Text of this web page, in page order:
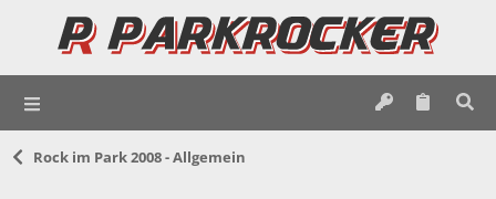
Rock im Park 2008 - Allgemein